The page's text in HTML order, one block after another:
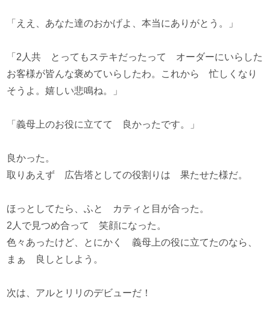
「ええ、あなた達のおかげよ、本当にありがとう。」
「2人共 とってもステキだったって オーダーにいらした
お客様が皆んな褒めていらしたわ。これから 忙しくなり
そうよ。嬉しい悲鳴ね。」
「義母上のお役に立てて 良かったです。」
良かった。
取りあえず 広告塔としての役割りは 果たせた様だ。
ほっとしてたら、ふと カティと目が合った。
2人で見つめ合って 笑顔になった。
色々あったけど、とにかく 義母上の役に立てたのなら、
まぁ 良しとしよう。
次は、アルとリリのデビューだ！